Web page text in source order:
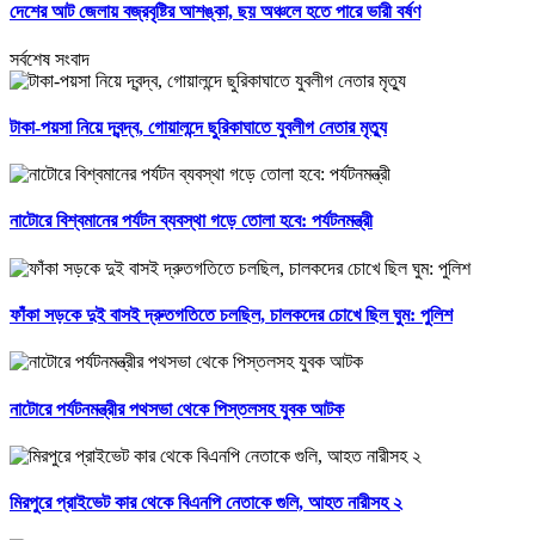
দেশের আট জেলায় বজ্রবৃষ্টির আশঙ্কা, ছয় অঞ্চলে হতে পারে ভারী বর্ষণ
সর্বশেষ সংবাদ
টাকা-পয়সা নিয়ে দ্বন্দ্ব, গোয়ালন্দে ছুরিকাঘাতে যুবলীগ নেতার মৃত্যু
নাটোরে বিশ্বমানের পর্যটন ব্যবস্থা গড়ে তোলা হবে: পর্যটনমন্ত্রী
ফাঁকা সড়কে দুই বাসই দ্রুতগতিতে চলছিল, চালকদের চোখে ছিল ঘুম: পুলিশ
নাটোরে পর্যটনমন্ত্রীর পথসভা থেকে পিস্তলসহ যুবক আটক
মিরপুরে প্রাইভেট কার থেকে বিএনপি নেতাকে গুলি, আহত নারীসহ ২